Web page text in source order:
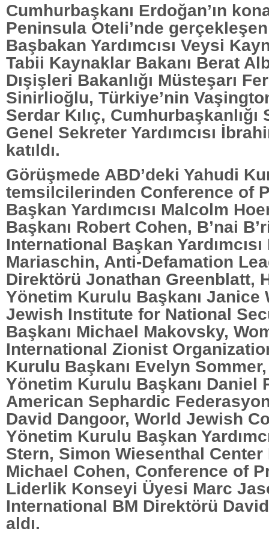
Cumhurbaşkanı Erdoğan’ın
Peninsula Oteli’nde
Başbakan Yardımcısı Veysi
Tabii Kaynaklar Bakanı Berat
Dışişleri Bakanlığı Müsteşarı
Sinirlioğlu, Türkiye’nin
Serdar Kılıç,
Genel Sekreter Yardımcısı
katıldı.
Görüşmede ABD’deki Yahudi
temsilcilerinden Conference of
Başkan Yardımcısı Malcolm
Başkanı Robert Cohen, B’nai
International Başkan
Mariaschin, Anti-Defamation
Direktörü Jonathan Greenblatt,
Yönetim Kurulu Başkanı Janice
Jewish Institute for National
Başkanı Michael Makovsky,
International Zionist
Kurulu Başkanı Evelyn
Yönetim Kurulu Başkanı Daniel
American Sephardic
David Dangoor, World Jewish
Yönetim Kurulu Başkan
Stern, Simon Wiesenthal
Michael Cohen, Conference of
Liderlik Konseyi Üyesi Marc
International BM Direktörü
aldı.